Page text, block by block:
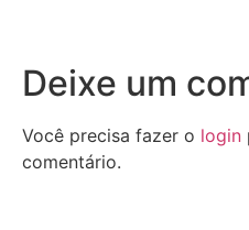
Deixe um
Você precisa fazer o login
comentário.